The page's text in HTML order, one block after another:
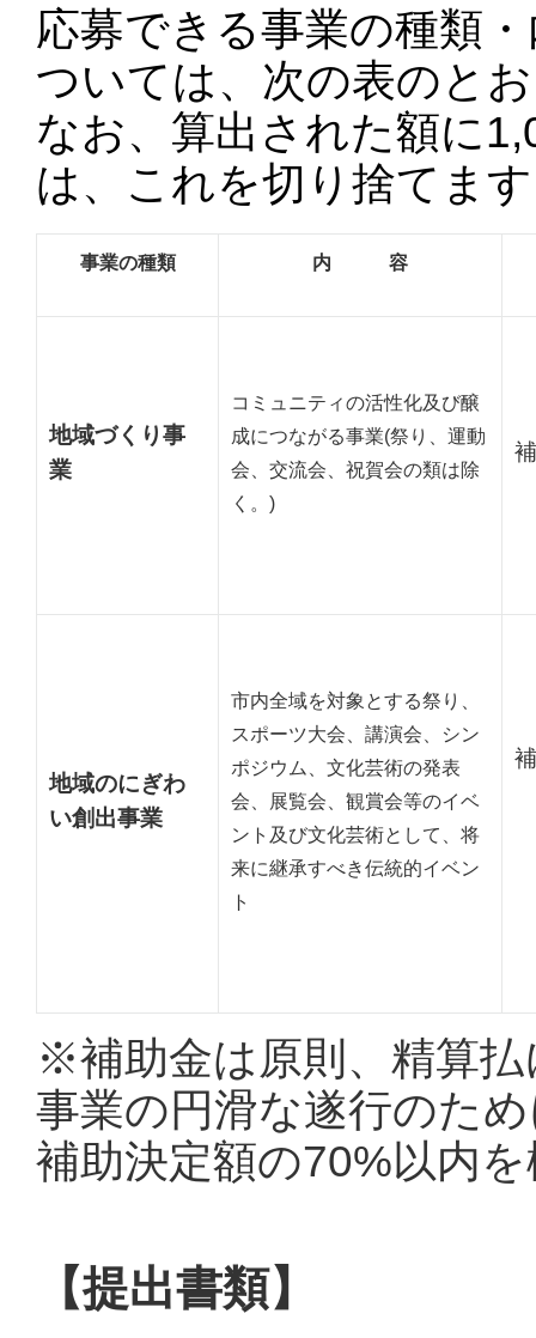
応募できる事業の種類
ついては、次の表のと
なお、算出された額に
は、これを切り捨てま
事業の種類 内 容
地域づくり事
業
コミュニティの活性化及び醸
成につながる事業(祭り、運動
会、交流会、祝賀会の類は除
く。)
地域のにぎわ
い創出事業
市内全域を対象とする祭り、
スポーツ大会、講演会、シン
ポジウム、文化芸術の発表
会、展覧会、観賞会等のイベ
ント及び文化芸術として、将
来に継承すべき伝統的イベン
ト
※補助金は原則、精算
事業の円滑な遂行のた
補助決定額の70%以内
【提出書類】